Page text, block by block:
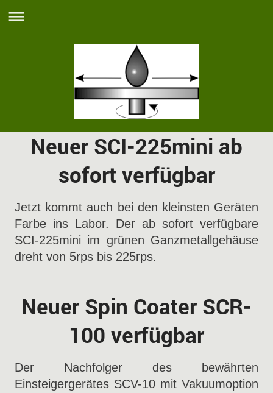
Neuer SCI-225mini ab
sofort verfügbar
Jetzt kommt auch bei den kleinsten Geräten
Farbe ins Labor. Der ab sofort verfügbare
SCI-225mini im grünen Ganzmetallgehäuse
dreht von 5rps bis 225rps.
Neuer Spin Coater SCR-
100 verfügbar
Der Nachfolger des bewährten
Einsteigergerätes SCV-10 mit Vakuumoption